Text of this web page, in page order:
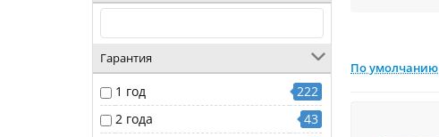
Гарантия
1 год
222
2 года
43
По умолчанию